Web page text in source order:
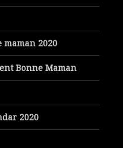
maman 2020
Bonne Maman
2020